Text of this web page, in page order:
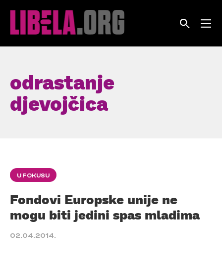
odrastanje
djevojčica
U FOKUSU
Fondovi Europske unije ne
mogu biti jedini spas mladima
02.04.2014.